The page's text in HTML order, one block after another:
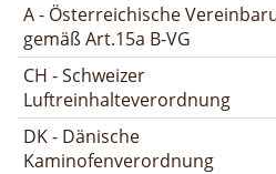
A - Österreichische
gemäß Art.15a B-VG
CH - Schweizer
Luftreinhalteverordnung
DK - Dänische
Kaminofenverordnung